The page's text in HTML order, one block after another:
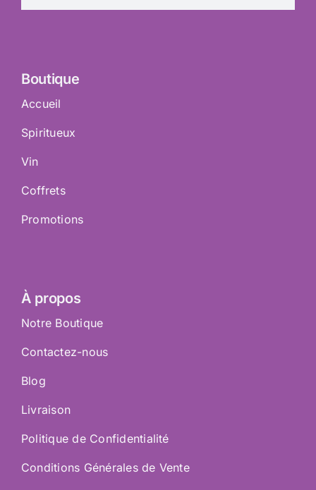
Boutique
Accueil
Spiritueux
Vin
Coffrets
Promotions
À propos
Notre Boutique
Contactez-nous
Blog
Livraison
Politique de Confidentialité
Conditions Générales de Vente